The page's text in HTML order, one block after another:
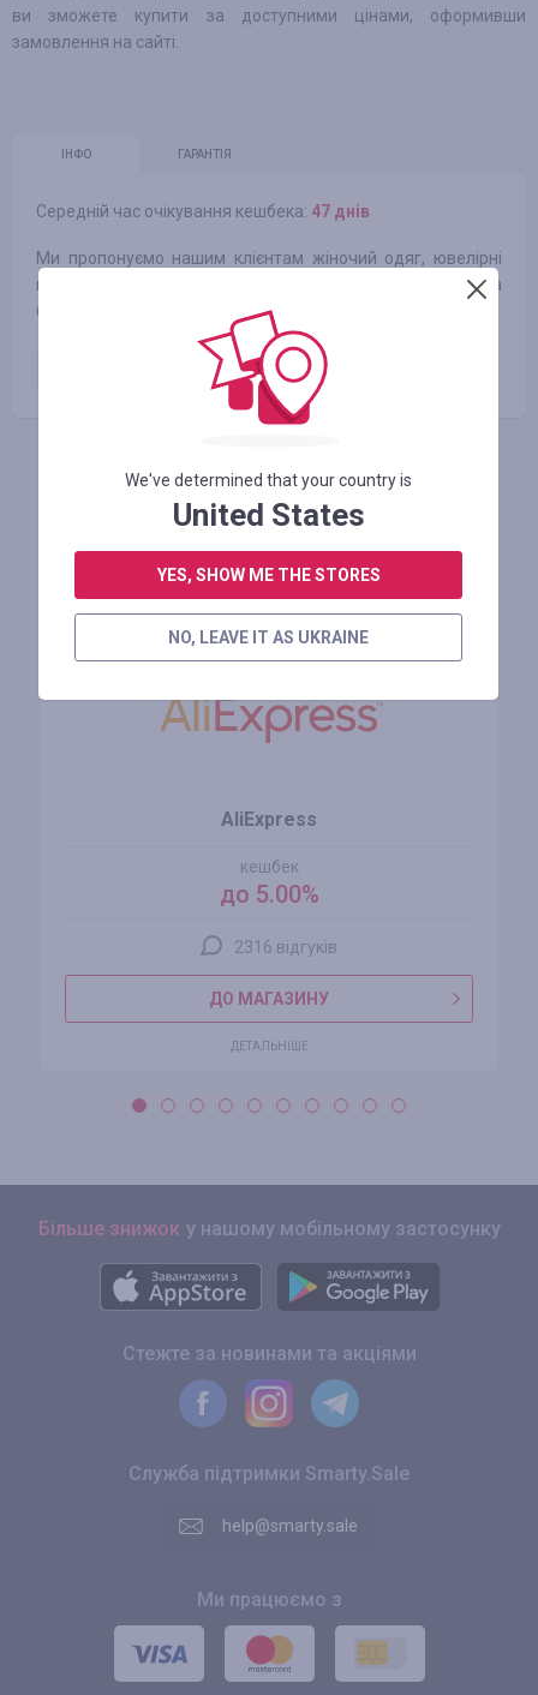
ви зможете купити за доступними цінами, оформивши
замовлення на сайті.
ІНФО ГАРАНТІЯ
Середній час очікування кешбека: 47 днів
Ми пропонуємо нашим клієнтам жіночий одяг, ювелірні
вироби, косметику і товари для здоров'я, взуття, сумки та
багато іншого.
Оплачене замовлення
АВТОРИЗУЙТЕСЬ, ЩОБ ЗАЛИШИТИ ВІДГУК
Схожі магазини
AliExpress
кешбек
до 5.00%
2316 відгуків
ДО МАГАЗИНУ
ДЕТАЛЬНІШЕ
Більше знижок у нашому мобільному застосунку
Стежте за новинами та акціями
Служба підтримки Smarty.Sale
help@smarty.sale
Ми працюємо з
We've determined that your country is
United States
YES, SHOW ME THE STORES
NO, LEAVE IT AS UKRAINE